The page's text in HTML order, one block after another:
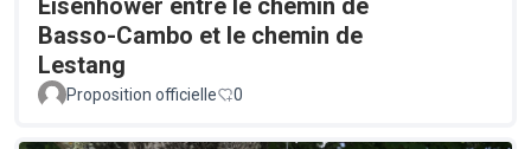
Eisenhower entre le chemin de
Basso-Cambo et le chemin de
Lestang
Proposition officielle 0